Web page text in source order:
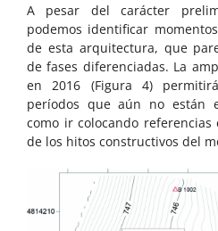
A pesar del carácter
podemos identificar
de esta arquitectura, que
de fases diferenciadas. La
en 2016 (Figura 4)
períodos que aún no están
como ir colocando
de los hitos constructivos del